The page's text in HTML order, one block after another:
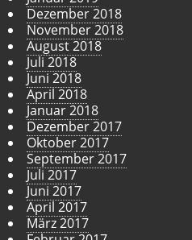
Dezember 2018
November 2018
August 2018
Juli 2018
Juni 2018
April 2018
Januar 2018
Dezember 2017
Oktober 2017
September 2017
Juli 2017
Juni 2017
April 2017
März 2017